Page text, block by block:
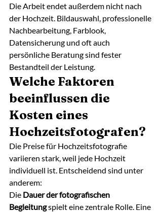
Die Arbeit endet außerdem nicht nach
der Hochzeit. Bildauswahl, professionelle
Nachbearbeitung, Farblook,
Datensicherung und oft auch
persönliche Beratung sind fester
Bestandteil der Leistung.
Welche Faktoren
beeinflussen die
Kosten eines
Hochzeitsfotografen?
Die Preise für Hochzeitsfotografie
variieren stark, weil jede Hochzeit
individuell ist. Entscheidend sind unter
anderem:
Die Dauer der fotografischen
Begleitung spielt eine zentrale Rolle. Eine